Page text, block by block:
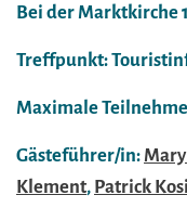
Bei der Marktkirche
Treffpunkt:
Maximale
Gästeführer/in:
Klement, Patrick